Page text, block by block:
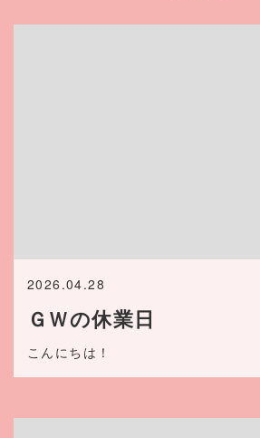
ＧＷの休業日
2026.04.28
こんにちは！